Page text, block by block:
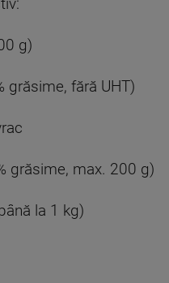
g)
grăsime, fără UHT)
grăsime, max. 200 g)
la 1 kg)